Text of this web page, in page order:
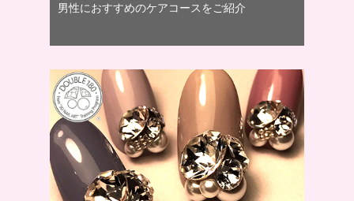
男性におすすめのケアコースをご紹介